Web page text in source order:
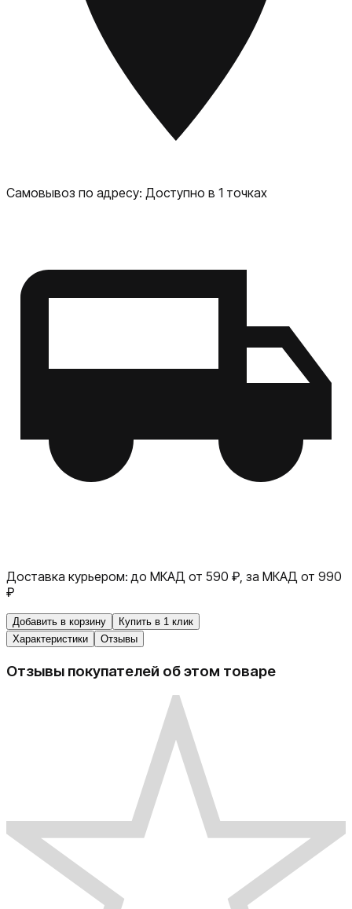
пыли, беспроводная зарядка, быстрая зарядка и другие.
В целом, Apple iPhone 16 Pro — это мощный и
функциональный смартфон, который подойдёт для
самых требовательных пользователей. Он предлагает
широкий спектр возможностей для работы,
развлечений и творчества.
Самовывоз по адресу: Доступно в 1 точках
Доставка курьером: до МКАД от 590 ₽, за МКАД от 990
₽
Добавить в корзину
Купить в 1 клик
Характеристики
Отзывы
Отзывы покупателей об этом товаре